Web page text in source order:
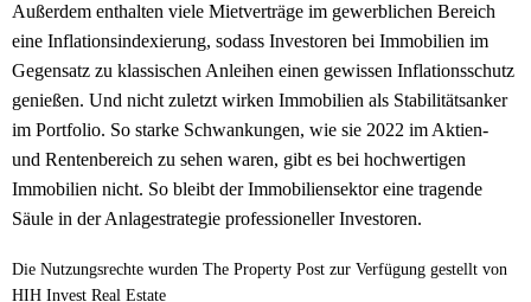
Außerdem enthalten viele Mietverträge im gewerblichen Bereich
eine Inflationsindexierung, sodass Investoren bei Immobilien im
Gegensatz zu klassischen Anleihen einen gewissen Inflationsschutz
genießen. Und nicht zuletzt wirken Immobilien als Stabilitätsanker
im Portfolio. So starke Schwankungen, wie sie 2022 im Aktien-
und Rentenbereich zu sehen waren, gibt es bei hochwertigen
Immobilien nicht. So bleibt der Immobiliensektor eine tragende
Säule in der Anlagestrategie professioneller Investoren.
Die Nutzungsrechte wurden The Property Post zur Verfügung gestellt von
HIH Invest Real Estate